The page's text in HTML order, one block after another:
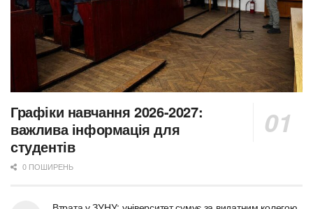
Графіки навчання 2026-2027:
важлива інформація для
студентів
0 ПОШИРЕНЬ